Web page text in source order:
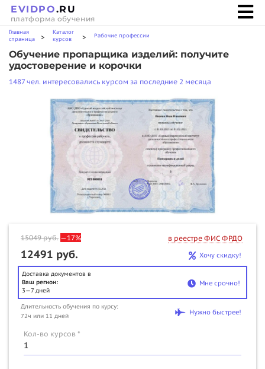
EVIDPO.RU
платформа обучения
Главная
страница
>
Каталог
курсов
> Рабочие профессии
Обучение пропарщика изделий: получите
удостоверение и корочки
1487 чел. интересовались курсом за последние 2 месяца
15049руб. —17% в реестре ФИС ФРДО
12491 руб. Хочу скидку!
Доставка документов в
Ваш регион:
3—7 дней
Мне срочно!
Длительность обучения по курсу:
72ч или 11 дней
Нужно быстрее!
Кол-во курсов *